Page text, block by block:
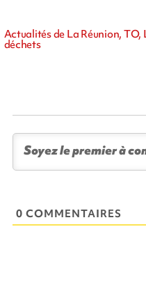
Actualités de La Réunion, TO,
déchets
0 COMMENTAIRES